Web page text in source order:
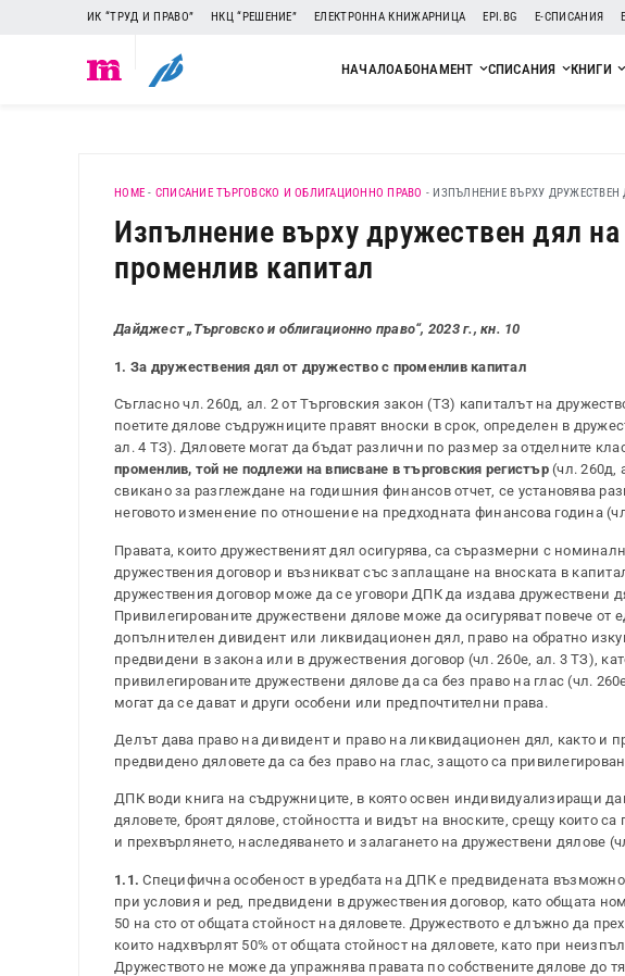
ИК “ТРУД И ПРАВО” НКЦ “РЕШЕНИЕ” ЕЛЕКТРОННА КНИЖАРНИЦА EPI.BG Е-СПИСАНИЯ
НАЧАЛОАБОНАМЕНТ СПИСАНИЯ КНИГИ
HOME - СПИСАНИЕ ТЪРГОВСКО И ОБЛИГАЦИОННО ПРАВО - ИЗПЪЛНЕНИЕ ВЪРХУ
Изпълнение върху дружествен дял
променлив капитал
Дайджест „Търговско и облигационно право“, 2023 г., кн. 10
1. За дружествения дял от дружество с променлив капитал
Съгласно чл. 260д, ал. 2 от Търговския закон (ТЗ) капиталът на
поетите дялове съдружниците правят вноски в срок, определен в
ал. 4 ТЗ). Дяловете могат да бъдат различни по размер за отделните
променлив, той не подлежи на вписване в търговския регистър(чл. 260д,
свикано за разглеждане на годишния финансов отчет, се установява
неговото изменение по отношение на предходната финансова година
Правата, които дружественият дял осигурява, са съразмерни с
дружествения договор и възникват със заплащане на вноската в
дружествения договор може да се уговори ДПК да издава дружествени
Привилегированите дружествени дялове може да осигуряват повече
допълнителен дивидент или ликвидационен дял, право на обратно
предвидени в закона или в дружествения договор (чл. 260е, ал. 3 ТЗ),
привилегированите дружествени дялове да са без право на глас (чл.
могат да се дават и други особени или предпочтителни права.
Делът дава право на дивидент и право на ликвидационен дял, както и
предвидено дяловете да са без право на глас, защото са
ДПК води книга на съдружниците, в която освен индивидуализиращи
дяловете, броят дялове, стойността и видът на вноските, срещу които
и прехвърлянето, наследяването и залагането на дружествени дялове
1.1. Специфична особеност в уредбата на ДПК е предвидената
при условия и ред, предвидени в дружествения договор, като общата
50 на сто от общата стойност на дяловете. Дружеството е длъжно да
които надхвърлят 50% от общата стойност на дяловете, като при
Дружеството не може да упражнява правата по собствените дялове до